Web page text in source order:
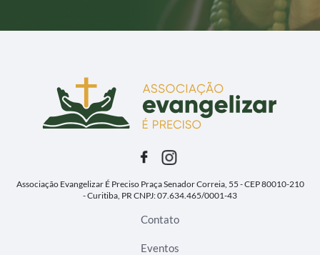
Associação Evangelizar É PrecisoPraça Senador Correia, 55 - CEP 80010-210
- Curitiba, PRCNPJ: 07.634.465/0001-43
Contato
Eventos